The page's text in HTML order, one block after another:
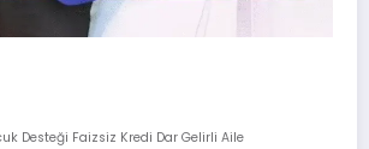
Desteği Faizsiz Kredi Dar Gelirli Aile